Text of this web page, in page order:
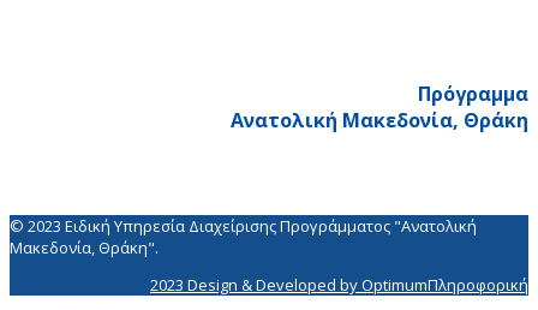
Πρόγραμμα
Ανατολική Μακεδονία, Θράκη
© 2023 Ειδική Υπηρεσία Διαχείρισης Προγράμματος "Ανατολική
Μακεδονία, Θράκη".
2023 Design & Developed by OptimumΠληροφορική